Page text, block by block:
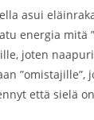
asui
energia
joten
että sielä